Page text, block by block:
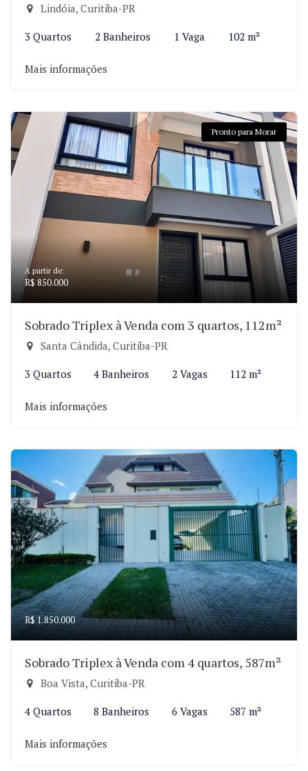
Lindóia, Curitiba-PR
3 Quartos 2 Banheiros 1 Vaga 102 m²
Mais informações
Pronto para Morar
A partir de:
R$ 850.000
Sobrado Triplex à Venda com 3 quartos, 112m²
Santa Cândida, Curitiba-PR
3 Quartos 4 Banheiros 2 Vagas 112 m²
Mais informações
R$ 1.850.000
Sobrado Triplex à Venda com 4 quartos, 587m²
Boa Vista, Curitiba-PR
4 Quartos 8 Banheiros 6 Vagas 587 m²
Mais informações